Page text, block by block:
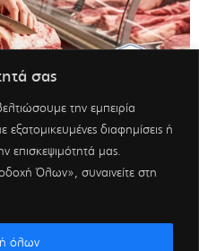
σας
την εμπειρία
διαφημίσεις ή
επισκεψιμότητά μας.
Όλων», συναινείτε στη
όλων